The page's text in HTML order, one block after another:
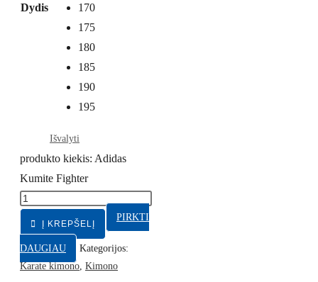
Dydis
170
175
180
185
190
195
Išvalyti
produkto kiekis: Adidas
Kumite Fighter
Į KREPŠELĮ
PIRKTI
DAUGIAU
Kategorijos:
Karate kimono Kimono